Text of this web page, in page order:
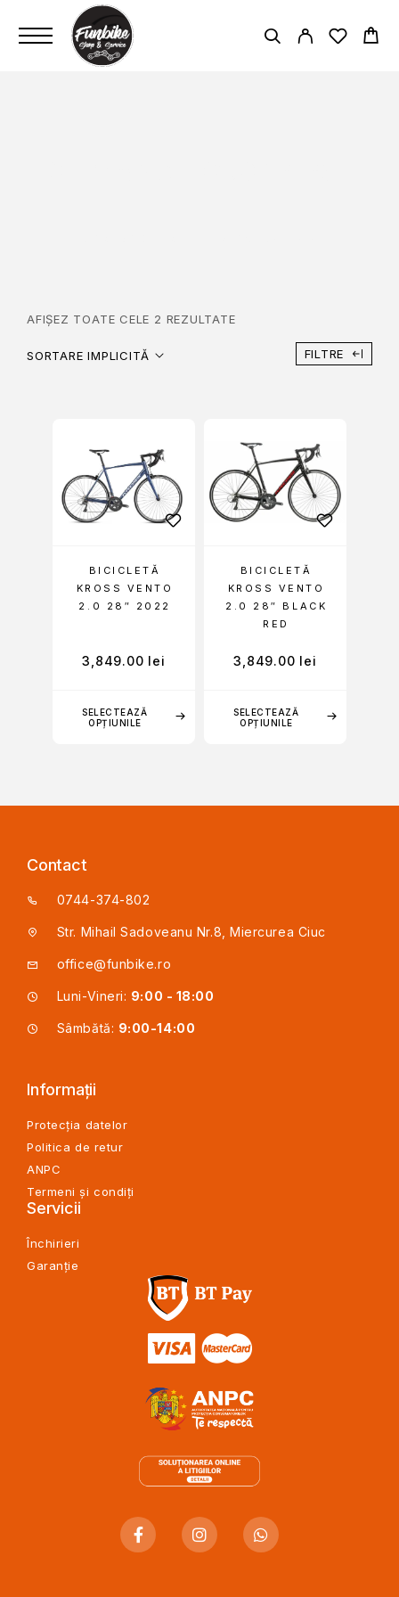
AFIȘEZ TOATE CELE 2 REZULTATE
SORTARE IMPLICITĂ FILTRE
SELECTEAZĂ
OPȚIUNILE
BICICLETĂ
KROSS VENTO
2.0 28″ 2022
3,849.00 lei
SELECTEAZĂ
OPȚIUNILE
BICICLETĂ
KROSS VENTO
2.0 28″ BLACK
RED
3,849.00 lei
Contact
0744-374-802
Str. Mihail Sadoveanu Nr.8, Miercurea Ciuc
office@funbike.ro
Luni-Vineri: 9:00 - 18:00
Sâmbătă: 9:00-14:00
Informații
Protecția datelor
Politica de retur
ANPC
Termeni și condiți
Servicii
Închirieri
Garanție